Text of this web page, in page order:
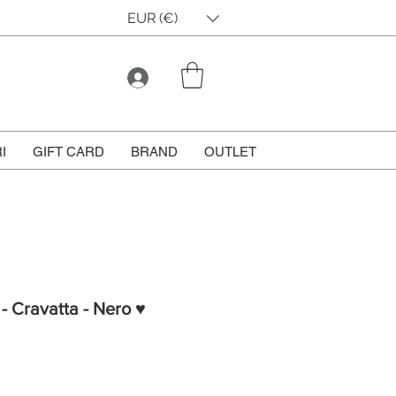
EUR (€)
GIFT CARD BRAND OUTLET
Cravatta - Nero ♥